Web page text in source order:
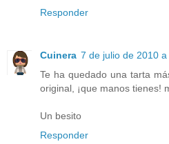
Responder
Cuinera 7 de julio de 2010
Te ha quedado una tarta
original, ¡que manos tienes!
Un besito
Responder